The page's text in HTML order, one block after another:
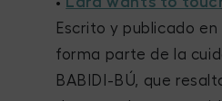
Escrito y publicado
forma parte de la
BABIDI-BÚ, que